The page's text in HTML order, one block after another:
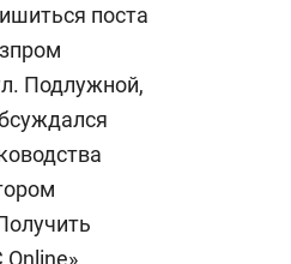
поста
Подлужной,